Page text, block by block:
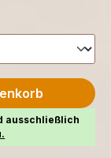
ausschließlich